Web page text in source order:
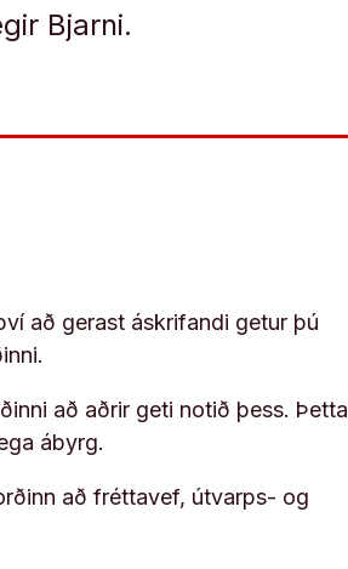
Bjarni.
að gerast áskrifandi getur þú
að aðrir geti notið þess. Þetta
ábyrg.
að fréttavef, útvarps- og